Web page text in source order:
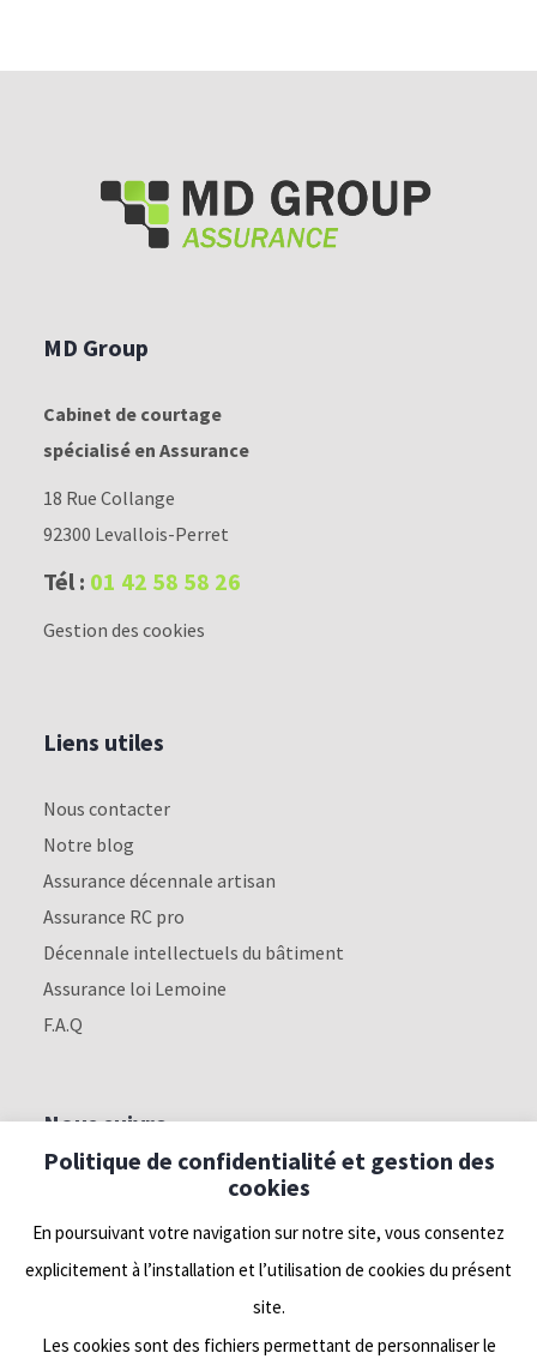
MD Group
Cabinet de courtage
spécialisé en Assurance
18 Rue Collange
92300 Levallois-Perret
Tél : 01 42 58 58 26
Gestion des cookies
Liens utiles
Nous contacter
Notre blog
Assurance décennale artisan
Assurance RC pro
Décennale intellectuels du bâtiment
Assurance loi Lemoine
F.A.Q
Nous suivre
Facebook
Twitter
Politique de confidentialité et gestion des
cookies
En poursuivant votre navigation sur notre site, vous consentez
explicitement à l’installation et l’utilisation de cookies du présent
site.
Les cookies sont des fichiers permettant de personnaliser le